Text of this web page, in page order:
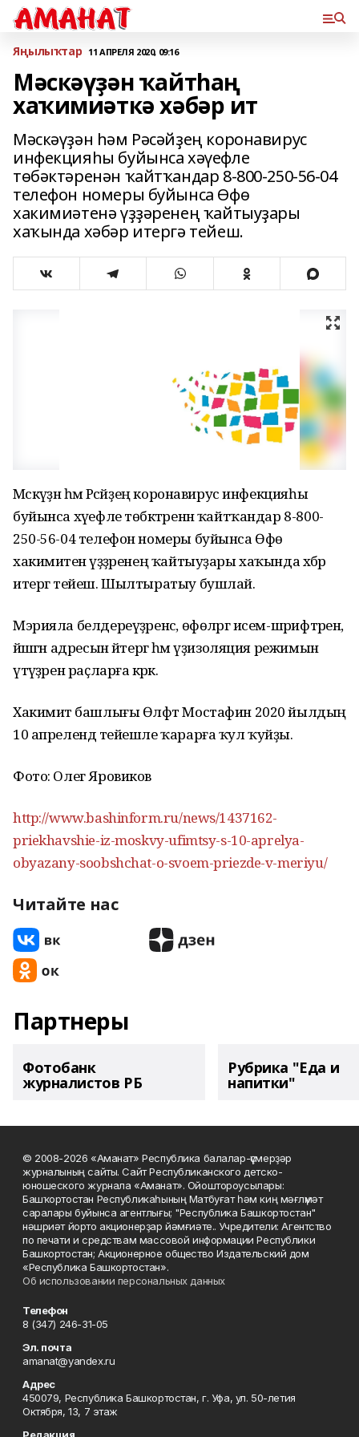
Яңылыҡтар 11 АПРЕЛЯ 2020, 09:16
Мәскәүҙән ҡайтһаң
хаҡимиәткә хәбәр ит
Мәскәүҙән һәм Рәсәйҙең коронавирус
инфекцияһы буйынса хәүефле
төбәктәренән ҡайтҡандар 8-800-250-56-04
телефон номеры буйынса Өфө
хакимиәтенә үҙҙәренең ҡайтыуҙары
хаҡында хәбәр итергә тейеш.
Мәскәүҙән һәм Рәсәйҙең коронавирус инфекцияһы
буйынса хәүефле төбәктәренән ҡайтҡандар 8-800-
250-56-04 телефон номеры буйынса Өфө
хакимиәтенә үҙҙәренең ҡайтыуҙары хаҡында хәбәр
итергә тейеш. Шылтыратыу бушлай.
Мэрияла белдереүҙәренсә, өфөләргә исем-шәрифтәрен,
йәшәгән адресын әйтергә һәм үҙизоляция режимын
үтәүҙәрен раҫларға кәрәк.
Хакимиәт башлығы Өлфәт Мостафин 2020 йылдың
10 апрелендә тейешле ҡарарға ҡул ҡуйҙы.
Фото: Олег Яровиков
http://www.bashinform.ru/news/1437162-
priekhavshie-iz-moskvy-ufimtsy-s-10-aprelya-
obyazany-soobshchat-o-svoem-priezde-v-meriyu/
Читайте нас
Партнеры
Фотобанк
журналистов РБ
Рубрика "Еда и
напитки"
© 2008-2026 «Аманат» Республика балалар-үҫмерҙәр
журналының сайты. Сайт Республиканского детско-
юношеского журнала «Аманат». Ойоштороусылары:
Башҡортостан Республикаһының Матбуғат һәм киң мәғлүмәт
саралары буйынса агентлығы; "Республика Башкортостан"
нәшриәт йорто акционерҙар йәмғиәте.. Учредители: Агентство
по печати и средствам массовой информации Республики
Башкортостан; Акционерное общество Издательский дом
«Республика Башкортостан».
Об использовании персональных данных
Телефон
8 (347) 246-31-05
Эл. почта
amanat@yandex.ru
Адрес
450079, Республика Башкортостан, г. Уфа, ул. 50-летия
Октября, 13, 7 этаж